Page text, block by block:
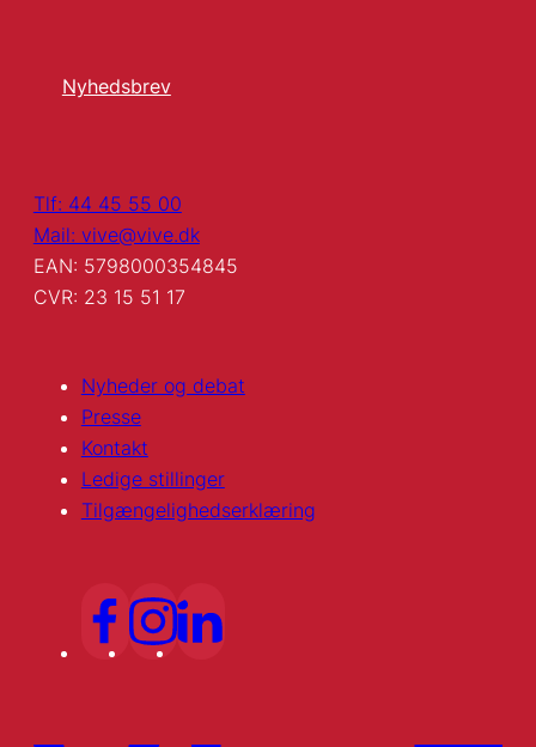
Nyhedsbrev
Tlf: 44 45 55 00
Mail: vive@vive.dk
EAN: 5798000354845
CVR: 23 15 51 17
Nyheder og debat
Presse
Kontakt
Ledige stillinger
Tilgængelighedserklæring